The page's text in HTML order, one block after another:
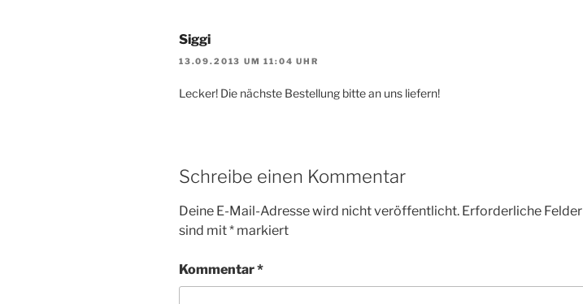
Siggi
13.09.2013 UM 11:04 UHR
Lecker! Die nächste Bestellung bitte an uns liefern!
Schreibe einen Kommentar
Deine E-Mail-Adresse wird nicht veröffentlicht. Erforderliche Felder
sind mit* markiert
Kommentar*